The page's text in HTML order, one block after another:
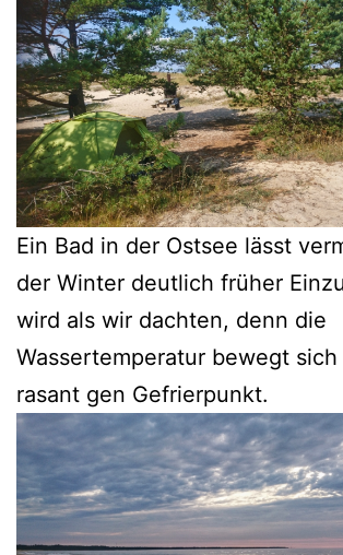
Ein Bad in der Ostsee lässt
der Winter deutlich früher
wird als wir dachten, denn die
Wassertemperatur bewegt
rasant gen Gefrierpunkt.